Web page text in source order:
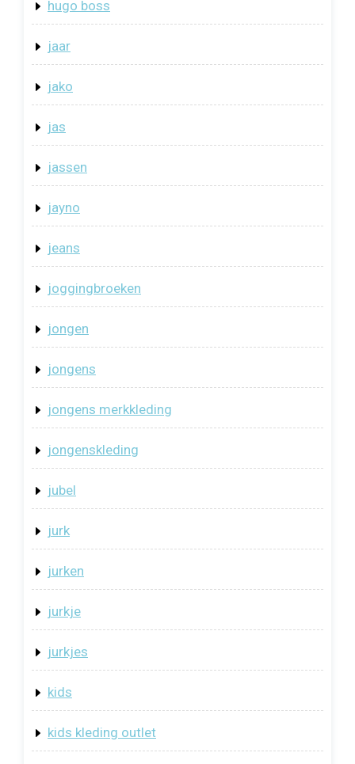
hugo boss
jaar
jako
jas
jassen
jayno
jeans
joggingbroeken
jongen
jongens
jongens merkkleding
jongenskleding
jubel
jurk
jurken
jurkje
jurkjes
kids
kids kleding outlet